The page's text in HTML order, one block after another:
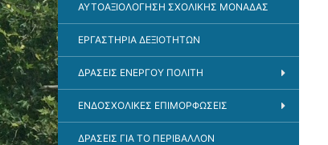
ΑΥΤΟΑΞΙΟΛΌΓΗΣΗ ΣΧΟΛΙΚΉΣ ΜΟΝΆΔΑΣ
ΕΡΓΑΣΤΗΡΙΑ ΔΕΞΙΟΤΗΤΩΝ
ΔΡΆΣΕΙΣ ΕΝΕΡΓΟΎ ΠΟΛΊΤΗ
ΕΝΔΟΣΧΟΛΙΚΈΣ ΕΠΙΜΟΡΦΏΣΕΙΣ
ΔΡΑΣΕΙΣ ΓΙΑ ΤΟ ΠΕΡΙΒΑΛΛΟΝ